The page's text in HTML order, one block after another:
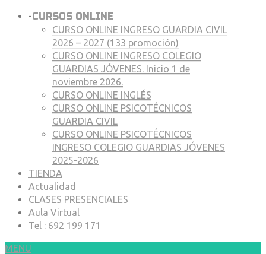
-CURSOS ONLINE
CURSO ONLINE INGRESO GUARDIA CIVIL
2026 – 2027 (133 promoción)
CURSO ONLINE INGRESO COLEGIO
GUARDIAS JÓVENES. Inicio 1 de
noviembre 2026.
CURSO ONLINE INGLÉS
CURSO ONLINE PSICOTÉCNICOS
GUARDIA CIVIL
CURSO ONLINE PSICOTÉCNICOS
INGRESO COLEGIO GUARDIAS JÓVENES
2025-2026
TIENDA
Actualidad
CLASES PRESENCIALES
Aula Virtual
Tel : 692 199 171
MENU